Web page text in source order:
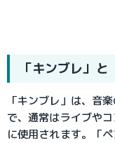
「キンブレ」
「キンブレ」は、音
で、通常はライブや
に使用されます。「